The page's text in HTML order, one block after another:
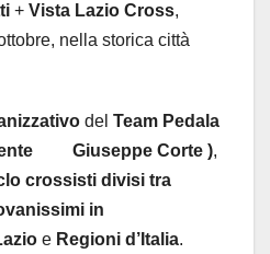
+ Vista Lazio Cross,
nella storica città
del Team Pedala
Giuseppe Corte ),
crossisti divisi tra
in
e Regioni d’Italia.